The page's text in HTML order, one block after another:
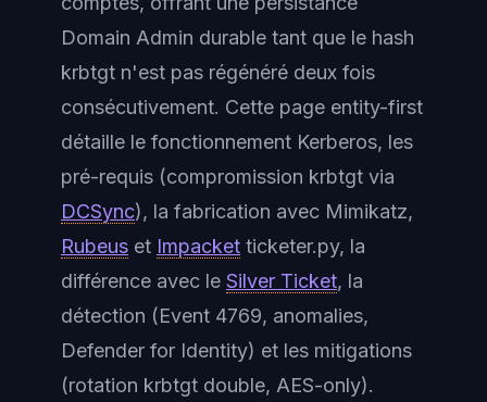
Domain Admin durable tant que le hash
krbtgt n'est pas régénéré deux fois
consécutivement. Cette page entity-first
détaille le fonctionnement Kerberos, les
pré-requis (compromission krbtgt via
DCSync), la fabrication avec Mimikatz,
Rubeus et Impacket ticketer.py, la
différence avec le Silver Ticket, la
détection (Event 4769, anomalies,
Defender for Identity) et les mitigations
(rotation krbtgt double, AES-only).